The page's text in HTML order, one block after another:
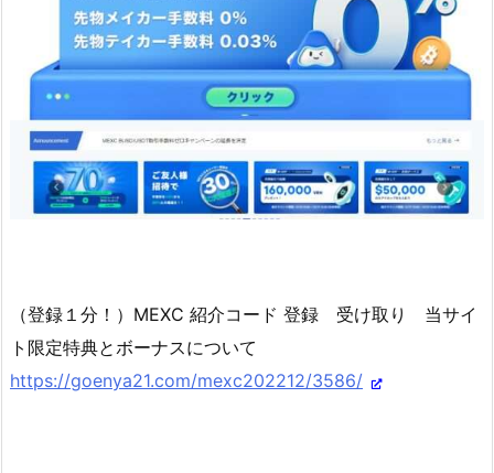
（登録１分！）MEXC 紹介コード 登録 受け取り 当サイ
ト限定特典とボーナスについて
https://goenya21.com/mexc202212/3586/